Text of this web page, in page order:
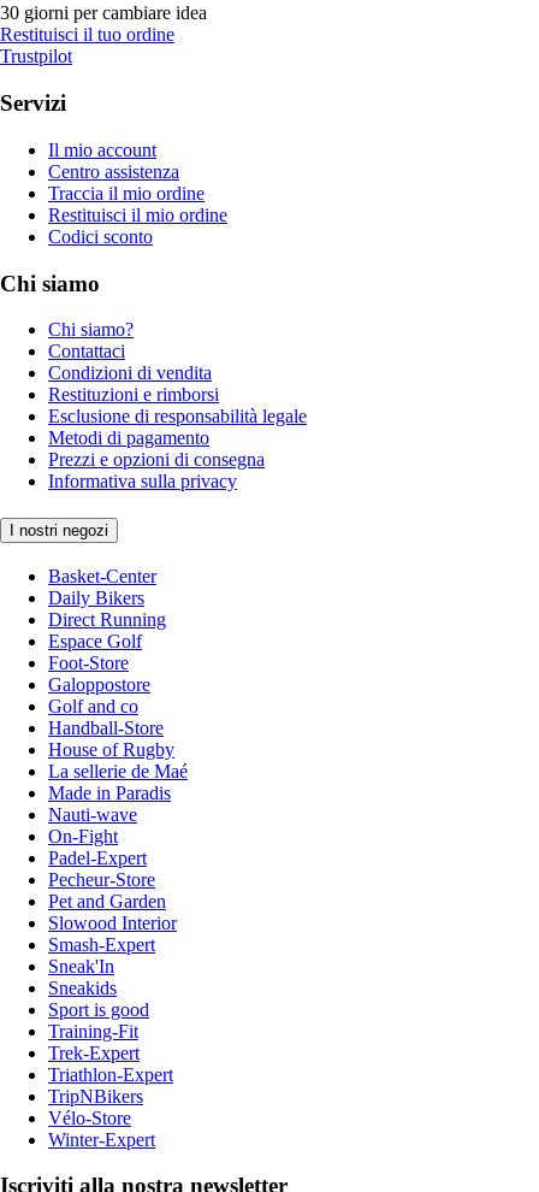
30 giorni per cambiare idea
Restituisci il tuo ordine
Trustpilot
Servizi
Il mio account
Centro assistenza
Traccia il mio ordine
Restituisci il mio ordine
Codici sconto
Chi siamo
Chi siamo?
Contattaci
Condizioni di vendita
Restituzioni e rimborsi
Esclusione di responsabilità legale
Metodi di pagamento
Prezzi e opzioni di consegna
Informativa sulla privacy
I nostri negozi
Basket-Center
Daily Bikers
Direct Running
Espace Golf
Foot-Store
Galoppostore
Golf and co
Handball-Store
House of Rugby
La sellerie de Maé
Made in Paradis
Nauti-wave
On-Fight
Padel-Expert
Pecheur-Store
Pet and Garden
Slowood Interior
Smash-Expert
Sneak'In
Sneakids
Sport is good
Training-Fit
Trek-Expert
Triathlon-Expert
TripNBikers
Vélo-Store
Winter-Expert
Iscriviti alla nostra newsletter